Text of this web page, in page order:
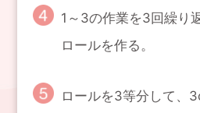
1～3の作業を3回繰り
ロールを作る。
ロールを3等分して、